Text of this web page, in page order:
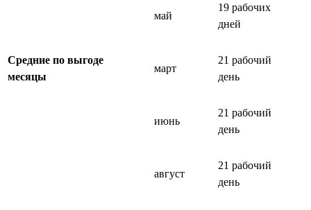
май
19 рабочих
дней
Средние по выгоде
месяцы
март
21 рабочий
день
июнь
21 рабочий
день
август
21 рабочий
день